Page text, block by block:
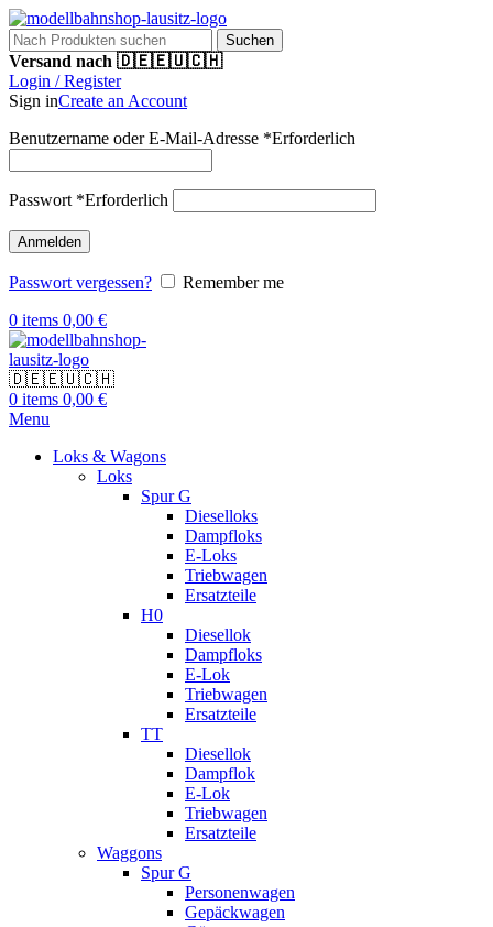
Suchen
Versand nach 🇩🇪🇪🇺🇨🇭
Login / Register
Sign inCreate an Account
Benutzername oder E-Mail-Adresse *Erforderlich
Passwort *Erforderlich
Anmelden
Passwort vergessen?
Remember me
0 items 0,00 €
🇩🇪🇪🇺🇨🇭
0 items 0,00 €
Menu
Loks & Wagons
Loks
Spur G
Dieselloks
Dampfloks
E-Loks
Triebwagen
Ersatzteile
H0
Diesellok
Dampfloks
E-Lok
Triebwagen
Ersatzteile
TT
Diesellok
Dampflok
E-Lok
Triebwagen
Ersatzteile
Waggons
Spur G
Personenwagen
Gepäckwagen